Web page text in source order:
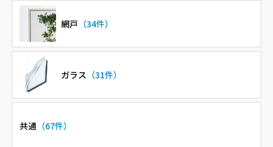
網戸 （34件）
ガラス （31件）
共通 （67件）